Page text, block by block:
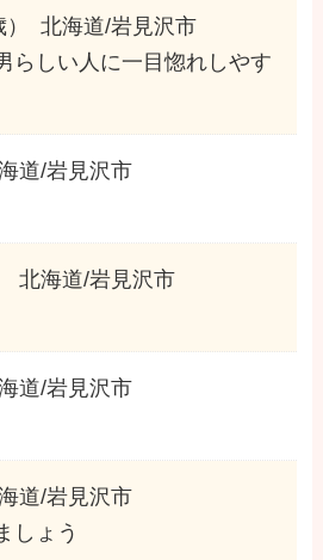
北海道/岩見沢市
らしい人に一目惚れしやす
道/岩見沢市
北海道/岩見沢市
道/岩見沢市
道/岩見沢市
しょう